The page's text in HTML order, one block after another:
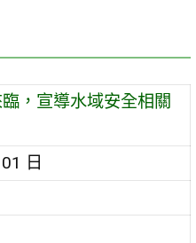
，宣導水域安全相關
日